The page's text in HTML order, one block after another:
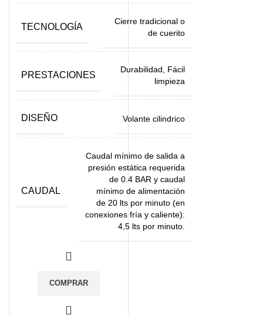
TECNOLOGÍA
Cierre tradicional o
de cuerito
PRESTACIONES
Durabilidad, Fácil
limpieza
DISEÑO Volante cilindrico
CAUDAL
Caudal mínimo de salida a
presión estática requerida
de 0.4 BAR y caudal
mínimo de alimentación
de 20 lts por minuto (en
conexiones fría y caliente):
4,5 lts por minuto.
COMPRAR